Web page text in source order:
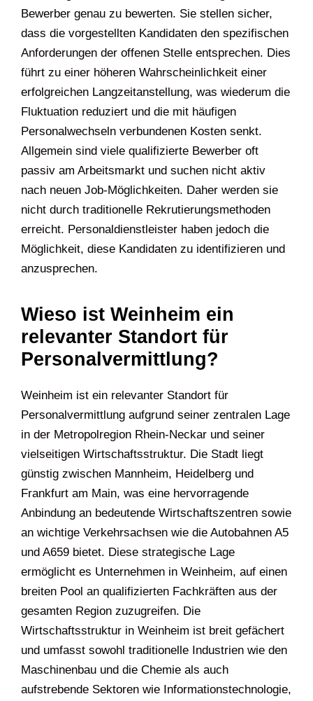
Bewerber genau zu bewerten. Sie stellen sicher,
dass die vorgestellten Kandidaten den spezifischen
Anforderungen der offenen Stelle entsprechen. Dies
führt zu einer höheren Wahrscheinlichkeit einer
erfolgreichen Langzeitanstellung, was wiederum die
Fluktuation reduziert und die mit häufigen
Personalwechseln verbundenen Kosten senkt.
Allgemein sind viele qualifizierte Bewerber oft
passiv am Arbeitsmarkt und suchen nicht aktiv
nach neuen Job-Möglichkeiten. Daher werden sie
nicht durch traditionelle Rekrutierungsmethoden
erreicht. Personaldienstleister haben jedoch die
Möglichkeit, diese Kandidaten zu identifizieren und
anzusprechen.
Wieso ist Weinheim ein
relevanter Standort für
Personalvermittlung?
Weinheim ist ein relevanter Standort für
Personalvermittlung aufgrund seiner zentralen Lage
in der Metropolregion Rhein-Neckar und seiner
vielseitigen Wirtschaftsstruktur. Die Stadt liegt
günstig zwischen Mannheim, Heidelberg und
Frankfurt am Main, was eine hervorragende
Anbindung an bedeutende Wirtschaftszentren sowie
an wichtige Verkehrsachsen wie die Autobahnen A5
und A659 bietet. Diese strategische Lage
ermöglicht es Unternehmen in Weinheim, auf einen
breiten Pool an qualifizierten Fachkräften aus der
gesamten Region zuzugreifen. Die
Wirtschaftsstruktur in Weinheim ist breit gefächert
und umfasst sowohl traditionelle Industrien wie den
Maschinenbau und die Chemie als auch
aufstrebende Sektoren wie Informationstechnologie,